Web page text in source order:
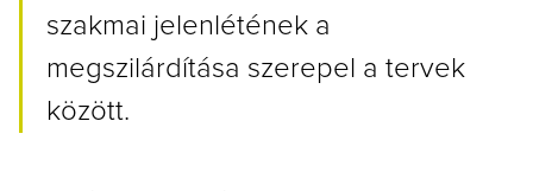
szakmai jelenlétének a
megszilárdítása szerepel a tervek
között.